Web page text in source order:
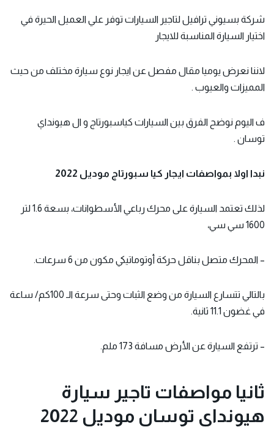
شركة بسيوني ترافيل لتاجير السيارات توفر علي العميل الحيرة في
اختيار السيارة المناسبة للايجار
لاننا نعرض يوميا مقال مفصل عن ايجار نوع سيارة مختلف من حيث
المميزات والعيوب .
ف اليوم نوضح الفرق بين السيارات كياسبورتاج و ال هيونداي
توسان .
نبدا اولا بمواصفات ايجار كيا سبورتاج موديل 2022
لذلك تعتمد السيارة على محرك رباعي الأسطوانات، بسعة 1.6 لتر
1600 سي سي،
– المحرك متصل بناقل حركة أوتوماتيكي مكون من 6 سرعات.
بالتالي تتسارع السيارة من وضع الثبات وحتى سرعة الـ 100كم/ ساعة
في غضون 11.1 ثانية.
– ترتفع السيارة عن الأرض مسافة 173 ملم.
ثانيا مواصفات تاجير سيارة
هيونداي توسان موديل 2022